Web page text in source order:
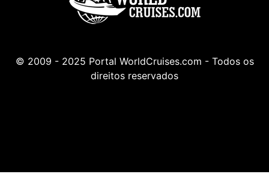
© 2009 - 2025 Portal WorldCruises.com - Todos os
direitos reservados